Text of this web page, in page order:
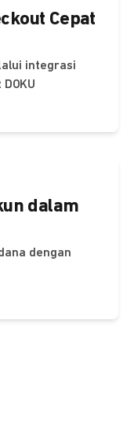
Cepat
integrasi
dalam
dengan